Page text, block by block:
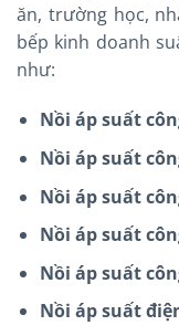
ăn, trường học,
bếp kinh doanh
như:
Nồi áp suất
Nồi áp suất
Nồi áp suất
Nồi áp suất
Nồi áp suất
Nồi áp suất